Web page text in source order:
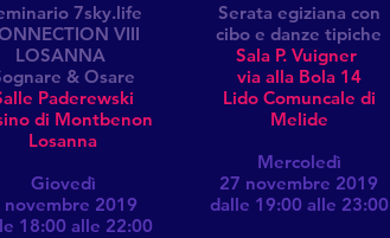
7sky.life
VIII
LOSANNA
& Osare
Paderewski
di Montbenon
Losanna
Giovedì
novembre 2019
18:00 alle 22:00
Serata egiziana con
cibo e danze tipiche
Sala P. Vuigner
via alla Bola 14
Lido Comuncale di
Melide
Mercoledì
27 novembre 2019
dalle 19:00 alle 23:00